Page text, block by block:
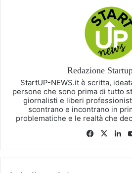
Redazione
StartUP-NEWS.it è scritta,
persone che sono prima di tutto
giornalisti e liberi
scontrano e incontrano in
problematiche e le realtà che
Facebook
X